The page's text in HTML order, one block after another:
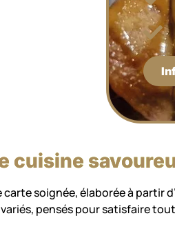
cuisine
soignée, élaborée à
pensés pour satisfaire